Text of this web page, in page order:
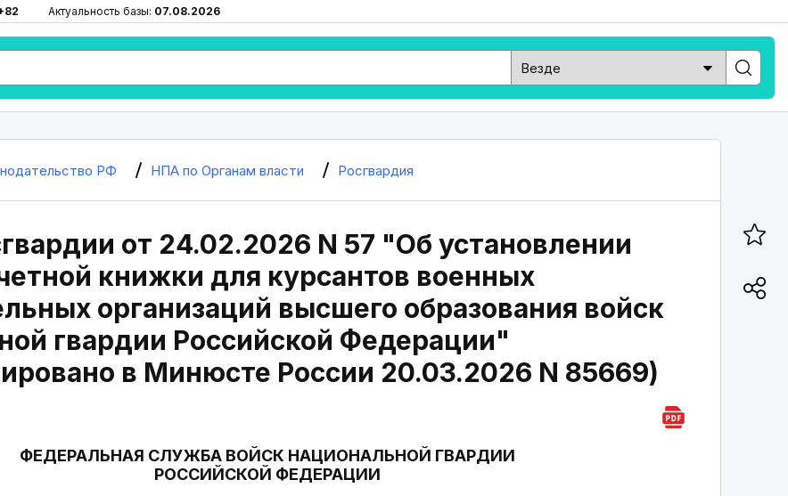
Актуальность базы: 07.08.2026
РФ НПА по Органам власти Росгвардия
от 24.02.2026 N 57 "Об установлении
книжки для курсантов военных
организаций высшего образования войск
гвардии Российской Федерации"
в Минюсте России 20.03.2026 N 85669)
ФЕДЕРАЛЬНАЯ СЛУЖБА ВОЙСК НАЦИОНАЛЬНОЙ ГВАРДИИ
РОССИЙСКОЙ ФЕДЕРАЦИИ